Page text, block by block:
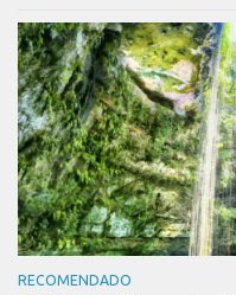
RECOMENDADO